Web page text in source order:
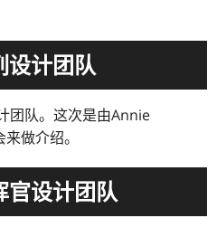
设计团队
团队。这次是由Annie
做介绍。
官设计团队